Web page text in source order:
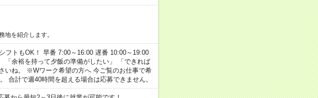
を紹介します。
フトもOK！ 早番 7:00～16:00 遅番 10:00～19:00
「余裕を持って夕飯の準備がしたい」 「できれば
いね。 ※Wワーク希望の方へ 今ご覧のお仕事で希
合計で週40時間を超える場合は応募できません。